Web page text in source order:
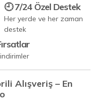
🕘 7/24 Özel Destek
Her yerde ve her zaman
destek
Alışveriş – En